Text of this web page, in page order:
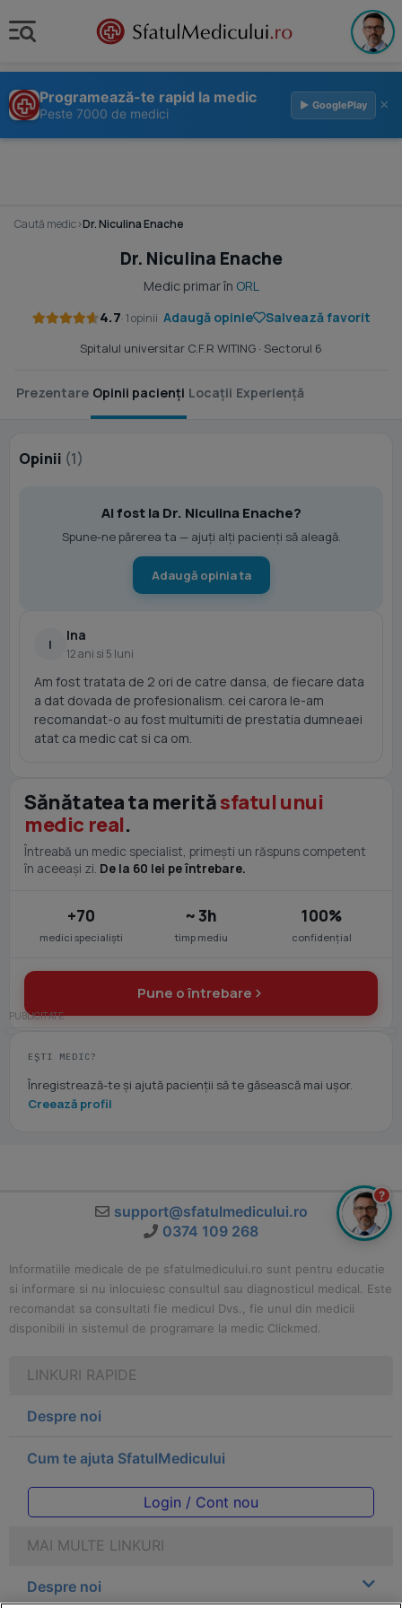
Programează-te rapid la medic
Peste 7000 de medici
▶ GooglePlay ×
Caută medic›Dr. Niculina Enache
Dr. Niculina Enache
Medic primar în ORL
4.7· 1 opinii Adaugă opinie Salvează favorit
Spitalul universitar C.F.R WITING · Sectorul 6
Prezentare Opinii pacienți Locații Experiență
Opinii (1)
Ai fost la Dr. Niculina Enache?
Spune-ne părerea ta — ajuți alți pacienți să aleagă.
Adaugă opinia ta
I
Ina
12 ani si 5 luni
Am fost tratata de 2 ori de catre dansa, de fiecare data
a dat dovada de profesionalism. cei carora le-am
recomandat-o au fost multumiti de prestatia dumneaei
atat ca medic cat si ca om.
Sănătatea ta merităsfatul unui
medic real.
Întreabă un medic specialist, primești un răspuns competent
în aceeași zi. De la 60 lei pe întrebare.
+70
medici specialiști
~ 3h
timp mediu
100%
confidențial
Pune o întrebare
EȘTI MEDIC?
Înregistrează-te și ajută pacienții să te găsească mai ușor.
Creează profil
support@sfatulmedicului.ro
0374 109 268
Informatiile medicale de pe sfatulmedicului.ro sunt pentru educatie
si informare si nu inlocuiesc consultul sau diagnosticul medical. Este
recomandat sa consultati fie medicul Dvs., fie unul din medicii
disponibili in sistemul de programare la medic Clickmed.
LINKURI RAPIDE
Despre noi
Cum te ajuta SfatulMedicului
Login / Cont nou
MAI MULTE LINKURI
Despre noi
?